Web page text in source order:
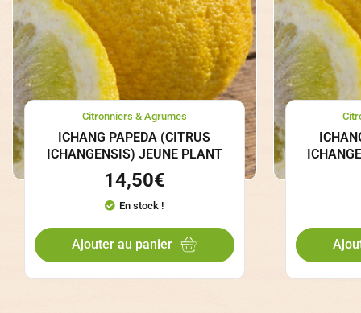
Citronniers & Agrumes
ICHANG PAPEDA (CITRUS
ICHANGENSIS) JEUNE PLANT
14,50€
En stock !
Ajouter au panier